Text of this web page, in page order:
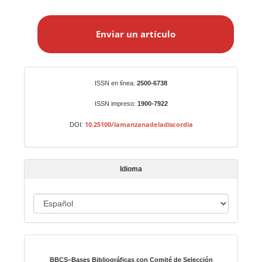
a
t
í
o
Enviar un artículo
ISSN en línea: 2500-6738
ISSN impreso: 1900-7922
DOI: 10.25100/lamanzanadeladiscordia
Idioma
d
m
BBCS–Bases Bibliográficas con Comité de Selección